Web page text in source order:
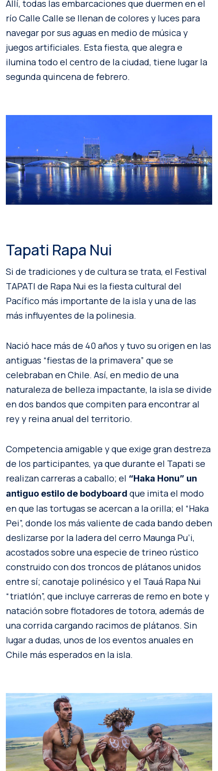
Allí, todas las embarcaciones que duermen en el
río Calle Calle se llenan de colores y luces para
navegar por sus aguas en medio de música y
juegos artificiales. Esta fiesta, que alegra e
ilumina todo el centro de la ciudad, tiene lugar la
segunda quincena de febrero.
Tapati Rapa Nui
Si de tradiciones y de cultura se trata, el Festival
TAPATI de Rapa Nui es la fiesta cultural del
Pacífico más importante de la isla y una de las
más influyentes de la polinesia.
Nació hace más de 40 años y tuvo su origen en las
antiguas “fiestas de la primavera” que se
celebraban en Chile. Así, en medio de una
naturaleza de belleza impactante, la isla se divide
en dos bandos que compiten para encontrar al
rey y reina anual del territorio.
Competencia amigable y que exige gran destreza
de los participantes, ya que durante el Tapati se
realizan carreras a caballo; el “Haka Honu” un
antiguo estilo de bodyboard que imita el modo
en que las tortugas se acercan a la orilla; el “Haka
Pei”, donde los más valiente de cada bando deben
deslizarse por la ladera del cerro Maunga Pu’i,
acostados sobre una especie de trineo rústico
construido con dos troncos de plátanos unidos
entre sí; canotaje polinésico y el Tauá Rapa Nui
“triatlón”, que incluye carreras de remo en bote y
natación sobre flotadores de totora, además de
una corrida cargando racimos de plátanos. Sin
lugar a dudas, unos de los eventos anuales en
Chile más esperados en la isla.